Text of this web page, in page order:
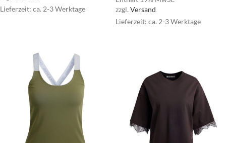
Lieferzeit: ca. 2-3 Werktage
zzgl. Versand
Lieferzeit: ca. 2-3 Werktage